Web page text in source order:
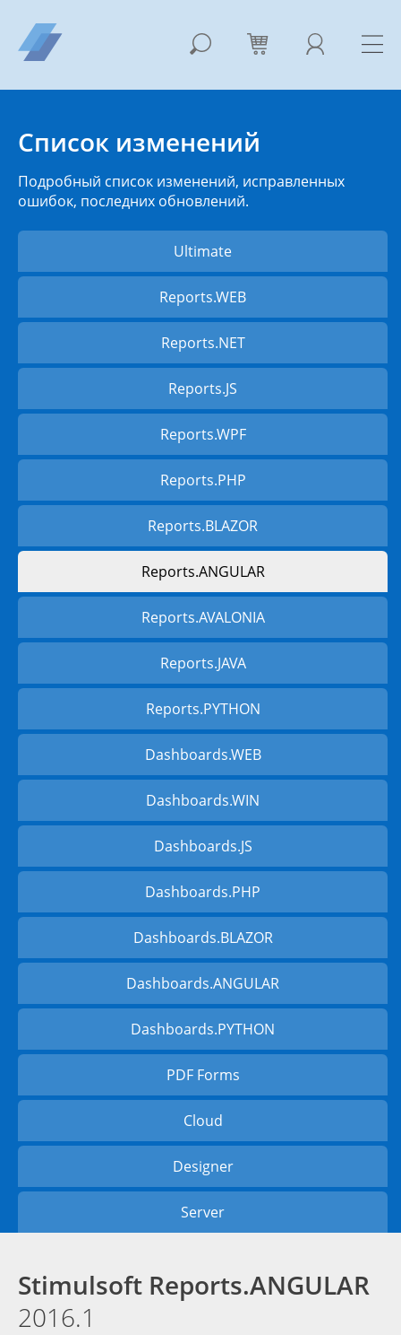
Список изменений
Подробный список изменений, исправленных
ошибок, последних обновлений.
Ultimate
Reports.WEB
Reports.NET
Reports.JS
Reports.WPF
Reports.PHP
Reports.BLAZOR
Reports.ANGULAR
Reports.AVALONIA
Reports.JAVA
Reports.PYTHON
Dashboards.WEB
Dashboards.WIN
Dashboards.JS
Dashboards.PHP
Dashboards.BLAZOR
Dashboards.ANGULAR
Dashboards.PYTHON
PDF Forms
Cloud
Designer
Server
Stimulsoft Reports.ANGULAR
2016.1